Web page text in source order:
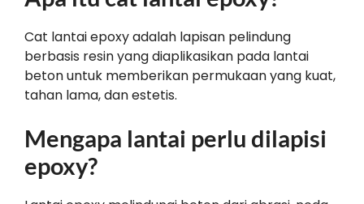
Cat lantai epoxy adalah lapisan pelindung
berbasis resin yang diaplikasikan pada lantai
beton untuk memberikan permukaan yang kuat,
tahan lama, dan estetis.
Mengapa lantai perlu dilapisi
epoxy?